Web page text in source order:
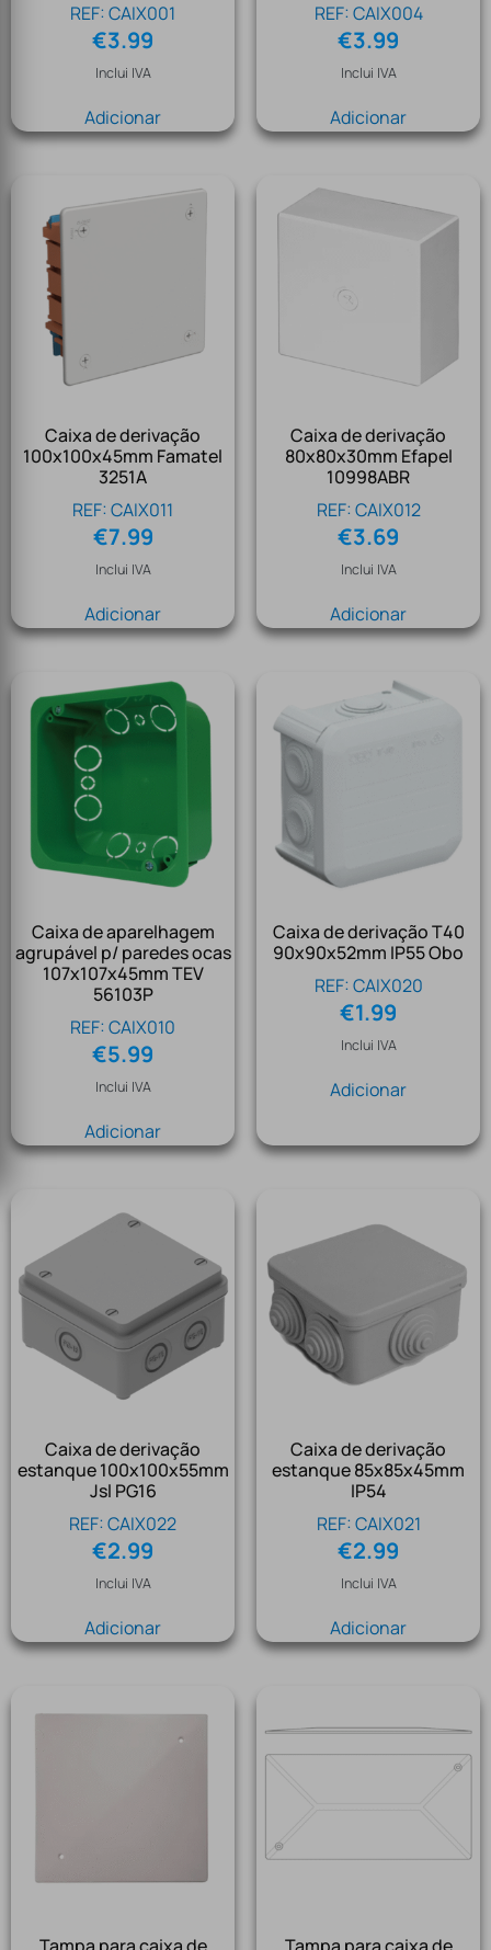
REF: CAIX001
€3.99
Inclui IVA
Adicionar
REF: CAIX004
€3.99
Inclui IVA
Adicionar
Caixa de derivação
100x100x45mm Famatel
3251A
REF: CAIX011
€7.99
Inclui IVA
Adicionar
Caixa de derivação
80x80x30mm Efapel
10998ABR
REF: CAIX012
€3.69
Inclui IVA
Adicionar
Caixa de aparelhagem
agrupável p/ paredes ocas
107x107x45mm TEV
56103P
REF: CAIX010
€5.99
Inclui IVA
Adicionar
Caixa de derivação T40
90x90x52mm IP55 Obo
REF: CAIX020
€1.99
Inclui IVA
Adicionar
Caixa de derivação
estanque 100x100x55mm
Jsl PG16
REF: CAIX022
€2.99
Inclui IVA
Adicionar
Caixa de derivação
estanque 85x85x45mm
IP54
REF: CAIX021
€2.99
Inclui IVA
Adicionar